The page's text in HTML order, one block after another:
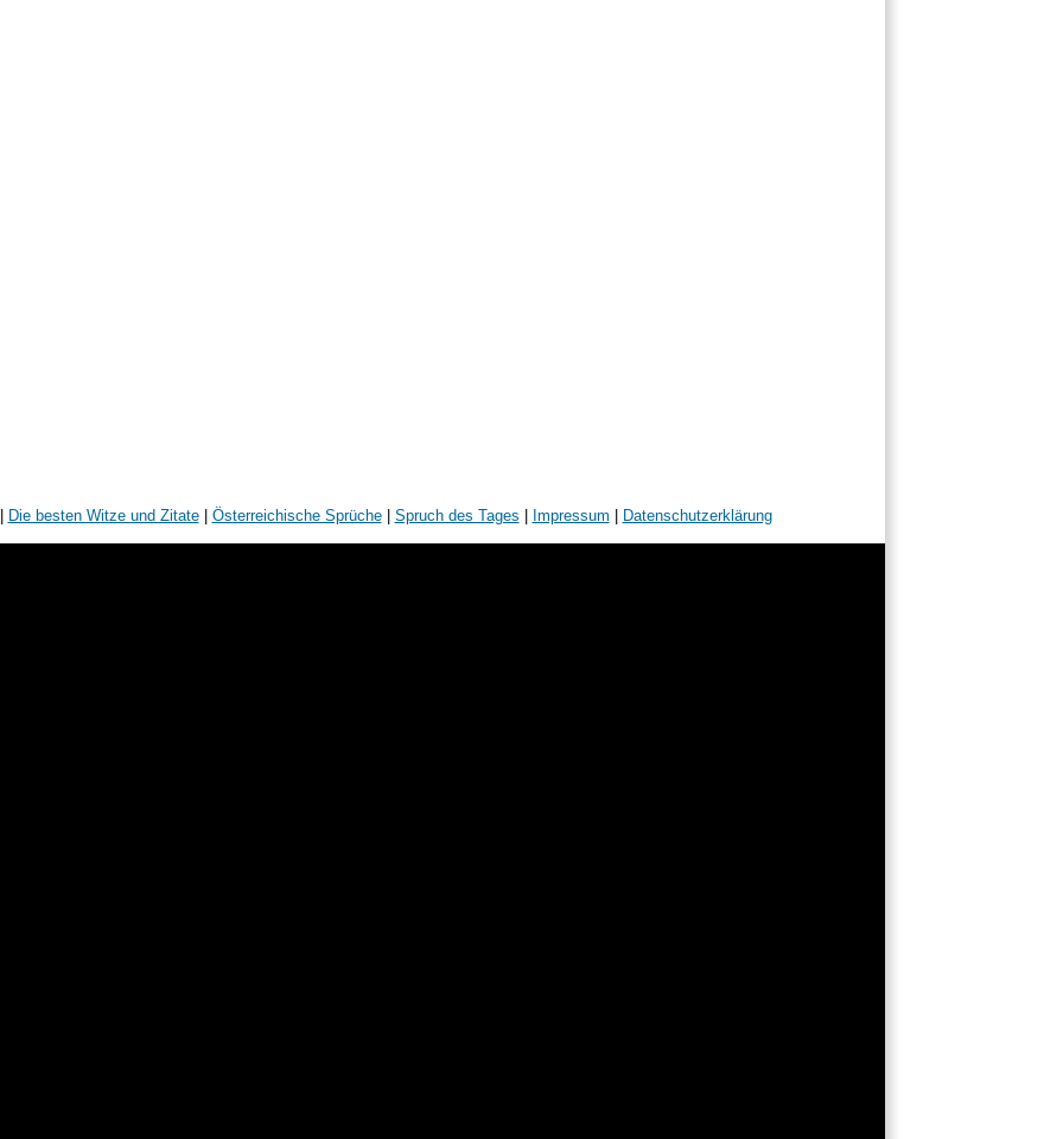
Die besten Witze und Zitate| Österreichische Sprüche| Spruch des Tages | Impressum | Datenschutzerklärung